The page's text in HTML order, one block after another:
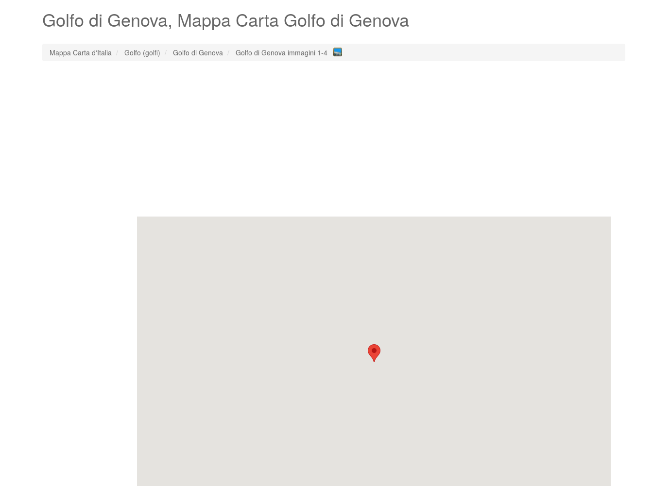
Golfo di Genova, Mappa Carta Golfo di Genova
Mappa Carta d'Italia Golfo (golfi) Golfo di Genova Golfo di Genova immagini 1-4